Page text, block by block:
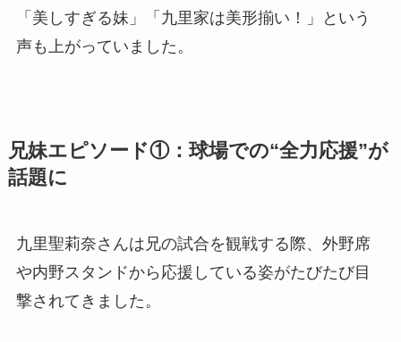
「美しすぎる妹」「九里家は美形揃い！」という
声も上がっていました。
兄妹エピソード①：球場での“全力応援”が
話題に
九里聖莉奈さんは兄の試合を観戦する際、外野席
や内野スタンドから応援している姿がたびたび目
撃されてきました。